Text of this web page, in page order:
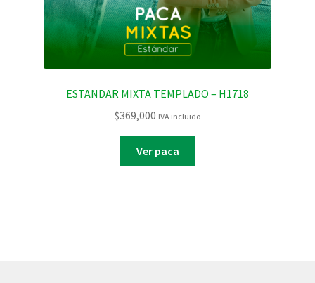
ESTANDAR MIXTA TEMPLADO – H1718
$369,000 IVA incluido
Ver paca